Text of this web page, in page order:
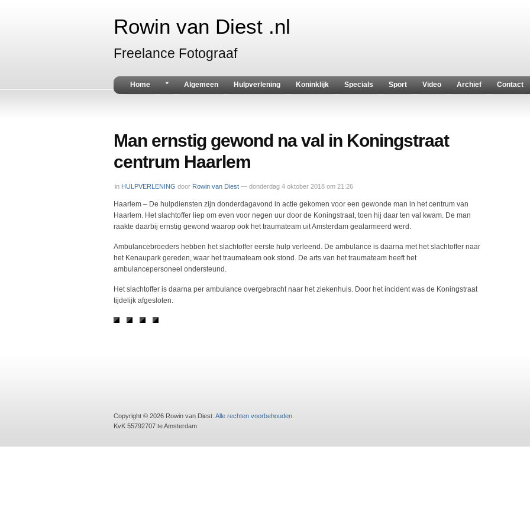
Rowin van Diest .nl
Freelance Fotograaf
Home * Algemeen Hulpverlening Koninklijk Specials Sport Video Archief Contact
Man ernstig gewond na val in Koningstraat
centrum Haarlem
in HULPVERLENING door Rowin van Diest — donderdag 4 oktober 2018 om 21:26
Haarlem – De hulpdiensten zijn donderdagavond in actie gekomen voor een gewonde man in het centrum van
Haarlem. Het slachtoffer liep om even voor negen uur door de Koningstraat, toen hij daar ten val kwam. De man
raakte daarbij ernstig gewond waarop ook het traumateam uit Amsterdam gealarmeerd werd.
Ambulancebroeders hebben het slachtoffer eerste hulp verleend. De ambulance is daarna met het slachtoffer naar
het Kenaupark gereden, waar het traumateam ook stond. De arts van het traumateam heeft het
ambulancepersoneel ondersteund.
Het slachtoffer is daarna per ambulance overgebracht naar het ziekenhuis. Door het incident was de Koningstraat
tijdelijk afgesloten.
Copyright © 2026 Rowin van Diest. Alle rechten voorbehouden
KvK 55792707 te Amsterdam